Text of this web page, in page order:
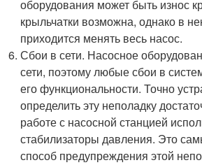
оборудования может быть износ
крыльчатки возможна, однако в
приходится менять весь насос.
Сбои в сети. Насосное
сети, поэтому любые сбои в
его функциональности. Точно
определить эту неполадку
работе с насосной станцией
стабилизаторы давления. Это
способ предупреждения этой